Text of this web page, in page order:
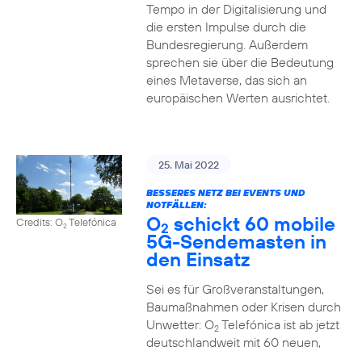
Tempo in der Digitalisierung und
die ersten Impulse durch die
Bundesregierung. Außerdem
sprechen sie über die Bedeutung
eines Metaverse, das sich an
europäischen Werten ausrichtet.
Credits: O2Telefónica
25. Mai 2022
BESSERES NETZ BEI EVENTS UND
NOTFÄLLEN:
O2 schickt 60 mobile
5G-Sendemasten in
den Einsatz
Sei es für Großveranstaltungen,
Baumaßnahmen oder Krisen durch
Unwetter: O2Telefónica ist ab jetzt
deutschlandweit mit 60 neuen,